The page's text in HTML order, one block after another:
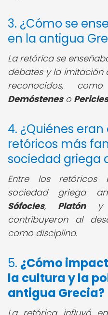
3. ¿Cómo se
en la antigua
La retórica se
debates y la
reconocidos,
Demósteneso Pericles
4. ¿Quiénes
retóricos más
sociedad griega
Entre los
sociedad griega
Sófocles, Platón
contribuyeron al
como disciplina.
5. ¿Cómo
la cultura y la
antigua Grecia?